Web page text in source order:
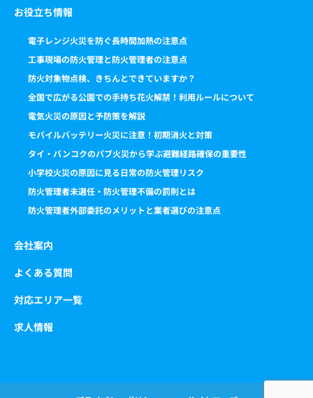
お役立ち情報
電子レンジ火災を防ぐ長時間加熱の注意点
工事現場の防火管理と防火管理者の注意点
防火対象物点検、きちんとできていますか？
全国で広がる公園での手持ち花火解禁！利用ルールについて
電気火災の原因と予防策を解説
モバイルバッテリー火災に注意！初期消火と対策
タイ・バンコクのパブ火災から学ぶ避難経路確保の重要性
小学校火災の原因に見る日常の防火管理リスク
防火管理者未選任・防火管理不備の罰則とは
防火管理者外部委託のメリットと業者選びの注意点
会社案内
よくある質問
対応エリア一覧
求人情報